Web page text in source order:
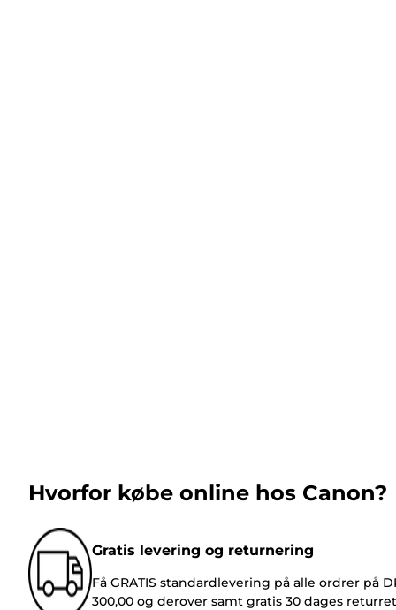
Hvorfor købe online hos Canon?
Gratis levering og returnering
Få GRATIS standardlevering på alle ordrer på
300,00 og derover samt gratis 30 dages